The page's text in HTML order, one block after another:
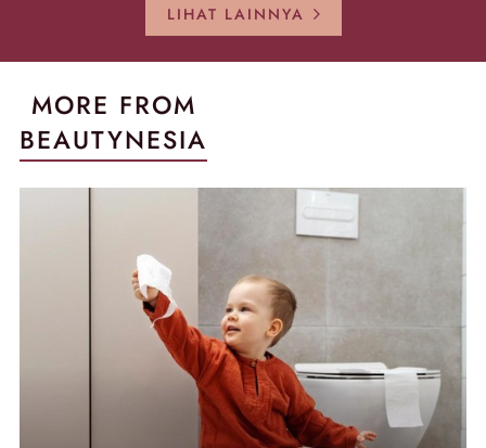
LIHAT LAINNYA
MORE FROM
BEAUTYNESIA